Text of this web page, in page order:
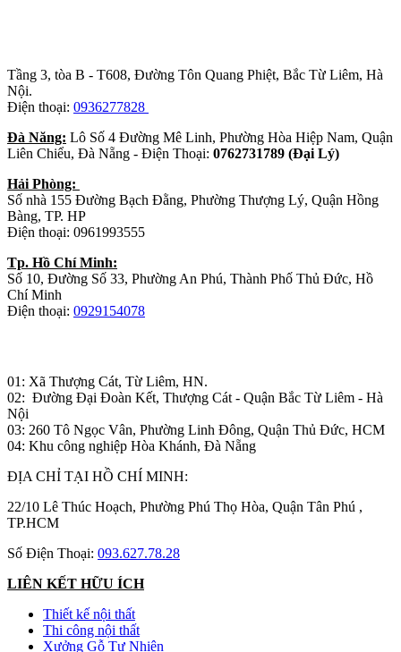
Tầng 3, tòa B - T608, Đường Tôn Quang Phiệt, Bắc Từ Liêm, Hà
Nội.
Điện thoại: 0936277828
Đà Năng: Lô Số 4 Đường Mê Linh, Phường Hòa Hiệp Nam, Quận
Liên Chiểu, Đà Nẵng - Điện Thoại: 0762731789 (Đại Lý)
Hải Phòng:
Số nhà 155 Đường Bạch Đằng, Phường Thượng Lý, Quận Hồng
Bàng, TP. HP
Điện thoại: 0961993555
Tp. Hồ Chí Minh:
Số 10, Đường Số 33, Phường An Phú, Thành Phố Thủ Đức, Hồ
Chí Minh
Điện thoại: 0929154078
01: Xã Thượng Cát, Từ Liêm, HN.
02: Đường Đại Đoàn Kết, Thượng Cát - Quận Bắc Từ Liêm - Hà
Nội
03: 260 Tô Ngọc Vân, Phường Linh Đông, Quận Thủ Đức, HCM
04: Khu công nghiệp Hòa Khánh, Đà Nẵng
ĐỊA CHỈ TẠI HỒ CHÍ MINH:
22/10 Lê Thúc Hoạch, Phường Phú Thọ Hòa, Quận Tân Phú ,
TP.HCM
Số Điện Thoại: 093.627.78.28
LIÊN KẾT HỮU ÍCH
Thiết kế nội thất
Thi công nội thất
Xưởng Gỗ Tự Nhiên